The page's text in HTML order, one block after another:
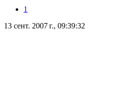
1
13 сент. 2007 г., 09:39:32